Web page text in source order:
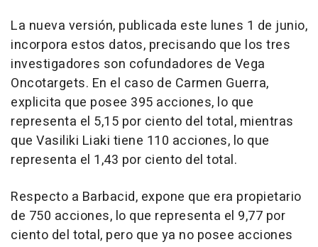
La nueva versión, publicada este lunes 1 de junio,
incorpora estos datos, precisando que los tres
investigadores son cofundadores de Vega
Oncotargets. En el caso de Carmen Guerra,
explicita que posee 395 acciones, lo que
representa el 5,15 por ciento del total, mientras
que Vasiliki Liaki tiene 110 acciones, lo que
representa el 1,43 por ciento del total.
Respecto a Barbacid, expone que era propietario
de 750 acciones, lo que representa el 9,77 por
ciento del total, pero que ya no posee acciones